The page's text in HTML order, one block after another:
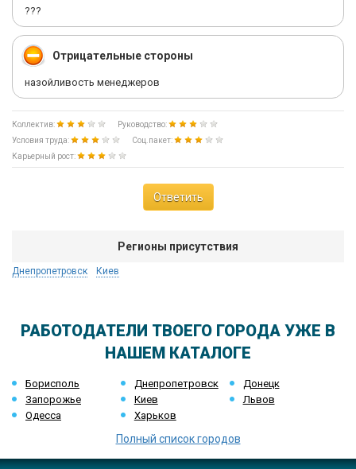
???
Отрицательные стороны
назойливость менеджеров
Коллектив:
Руководство:
Условия труда:
Соц.пакет:
Карьерный рост:
Ответить
Регионы присутствия
Днепропетровск Киев
РАБОТОДАТЕЛИ ТВОЕГО ГОРОДА УЖЕ В
НАШЕМ КАТАЛОГЕ
Борисполь Днепропетровск
Донецк
Запорожье
Киев
Львов
Одесса
Харьков
Полный список городов